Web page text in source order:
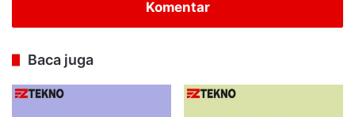
Komentar
Baca juga